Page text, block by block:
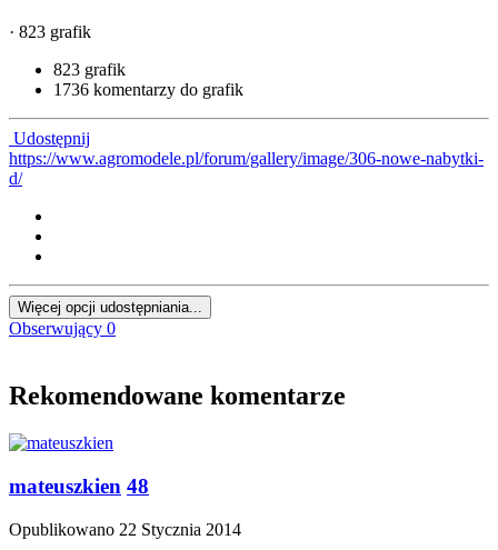
· 823 grafik
823 grafik
1736 komentarzy do grafik
Udostępnij
https://www.agromodele.pl/forum/gallery/image/306-nowe-nabytki-
d/
Więcej opcji udostępniania...
Obserwujący 0
Rekomendowane komentarze
mateuszkien 48
Opublikowano 22 Stycznia 2014